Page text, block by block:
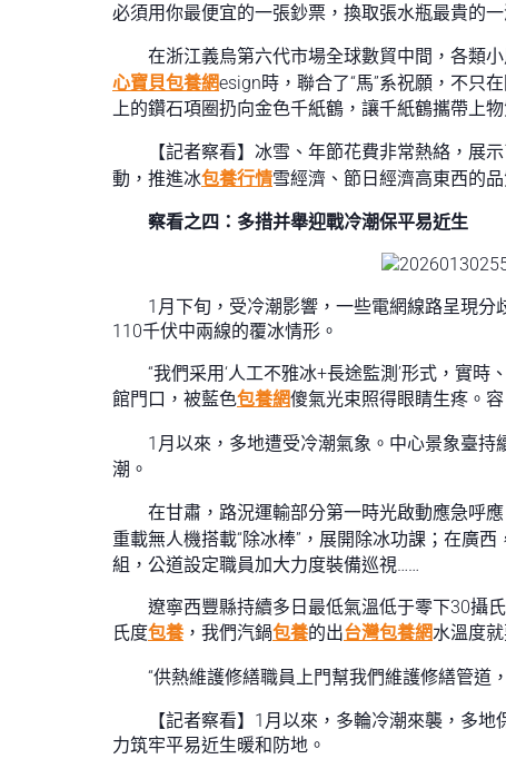
必須用你最便宜的一張鈔票，換取張水瓶最貴的
在浙江義烏第六代市場全球數貿中間，各類
心寶貝包養網esign時，聯合了“馬”系祝願，不只
上的鑽石項圈扔向金色千紙鶴，讓千紙鶴攜帶上
【記者察看】冰雪、年節花費非常熱絡，展
動，推進冰包養行情雪經濟、節日經濟高東西的品
察看之四：多措并舉迎戰冷潮保平易近生
1月下旬，受冷潮影響，一些電網線路呈現
110千伏中兩線的覆冰情形。
“我們采用‘人工不雅冰+長途監測’形式，實
館門口，被藍色包養網傻氣光束照得眼睛生疼。容
1月以來，多地遭受冷潮氣象。中心景象臺持
潮。
在甘肅，路況運輸部分第一時光啟動應急呼
重載無人機搭載“除冰棒”，展開除冰功課；在廣
組，公道設定職員加大力度裝備巡視……
遼寧西豐縣持續多日最低氣溫低于零下30攝
氏度包養 ，我們汽鍋包養的出台灣包養網水溫度
“供熱維護修繕職員上門幫我們維護修繕管道，
【記者察看】1月以來，多輪冷潮來襲，多
力筑牢平易近生暖和防地。